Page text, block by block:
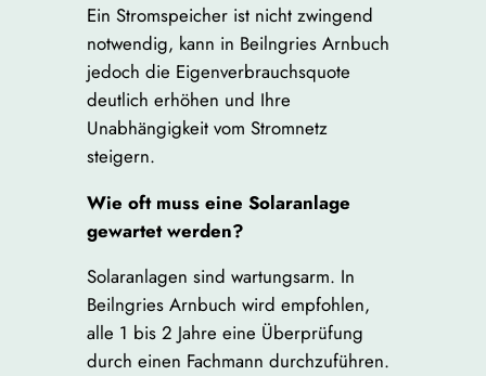
Ein Stromspeicher ist nicht zwingend
notwendig, kann in Beilngries Arnbuch
jedoch die Eigenverbrauchsquote
deutlich erhöhen und Ihre
Unabhängigkeit vom Stromnetz
steigern.
Wie oft muss eine Solaranlage
gewartet werden?
Solaranlagen sind wartungsarm. In
Beilngries Arnbuch wird empfohlen,
alle 1 bis 2 Jahre eine Überprüfung
durch einen Fachmann durchzuführen.